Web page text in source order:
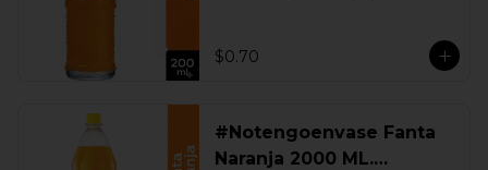
$0.70
#Notengoenvase Fanta
Naranja 2000 ML.